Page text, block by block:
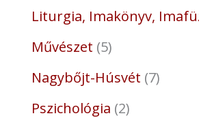
Liturgia, Imakönyv,
Művészet 5
Nagybőjt-Húsvét 7
Pszichológia 2